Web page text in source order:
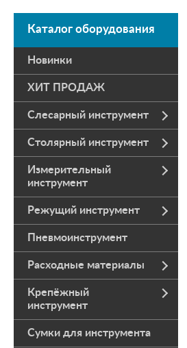
Каталог оборудования
Новинки
ХИТ ПРОДАЖ
Слесарный инструмент
Столярный инструмент
Измерительный
инструмент
Режущий инструмент
Пневмоинструмент
Расходные материалы
Крепёжный
инструмент
Сумки для инструмента